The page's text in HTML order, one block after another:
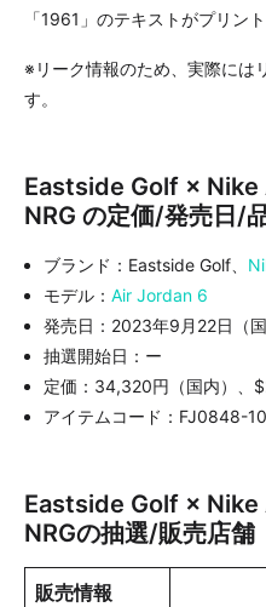
「1961」のテキストがプリン
※リーク情報のため、実際には
す。
Eastside Golf ×
NRG の定価/発売日/
ブランド：Eastside Golf、
モデル： Air Jordan 6
発売日：2023年9月22日（
抽選開始日：ー
定価：34,320円（国内）、
アイテムコード：FJ0848-
Eastside Golf ×
NRGの抽選/販売店舗
販売情報